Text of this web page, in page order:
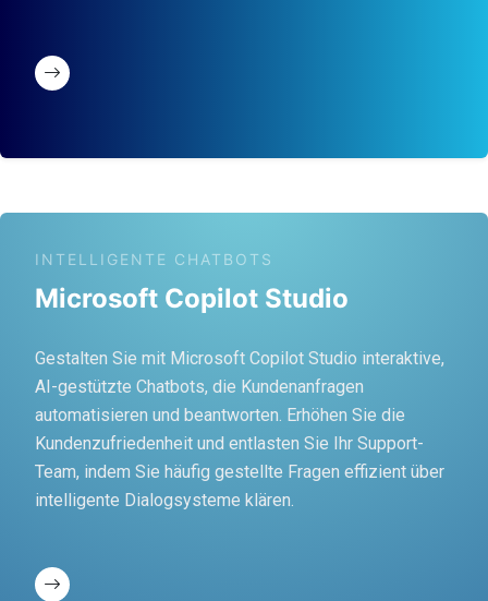
INTELLIGENTE CHATBOTS
Microsoft Copilot Studio
Gestalten Sie mit Microsoft Copilot Studio interaktive,
AI-gestützte Chatbots, die Kundenanfragen
automatisieren und beantworten. Erhöhen Sie die
Kundenzufriedenheit und entlasten Sie Ihr Support-
Team, indem Sie häufig gestellte Fragen effizient über
intelligente Dialogsysteme klären.